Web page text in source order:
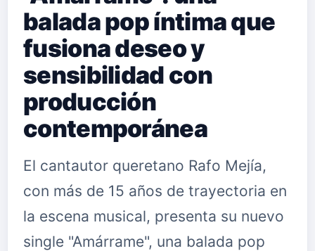
balada pop íntima que
fusiona deseo y
sensibilidad con
producción
contemporánea
El cantautor queretano Rafo Mejía,
con más de 15 años de trayectoria en
la escena musical, presenta su nuevo
single "Amárrame", una balada pop